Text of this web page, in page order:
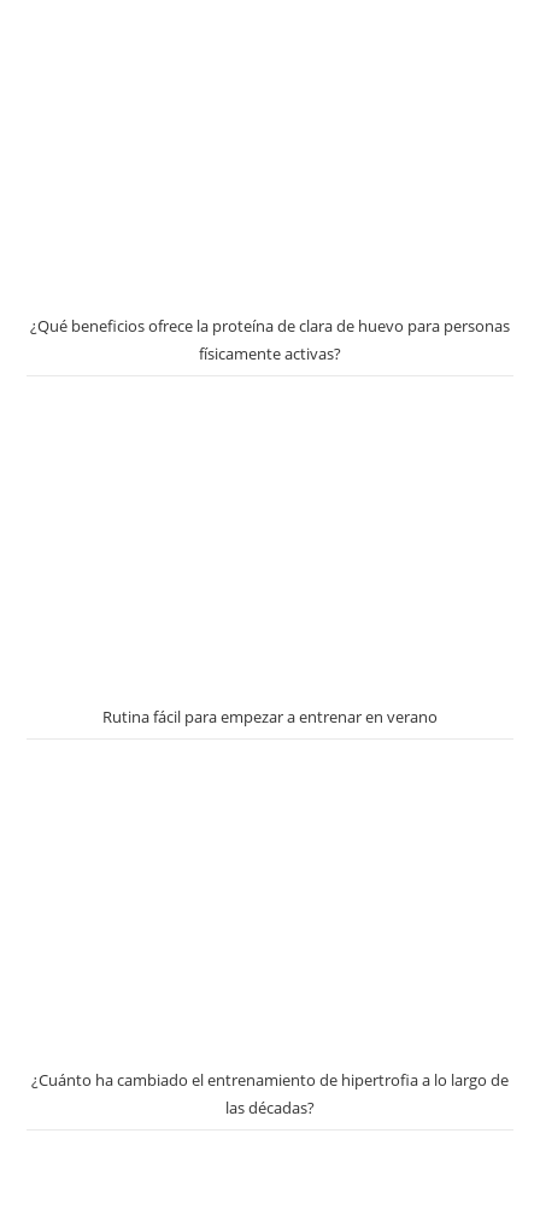
¿Qué beneficios ofrece la proteína de clara de huevo para personas
físicamente activas?
Rutina fácil para empezar a entrenar en verano
¿Cuánto ha cambiado el entrenamiento de hipertrofia a lo largo de
las décadas?